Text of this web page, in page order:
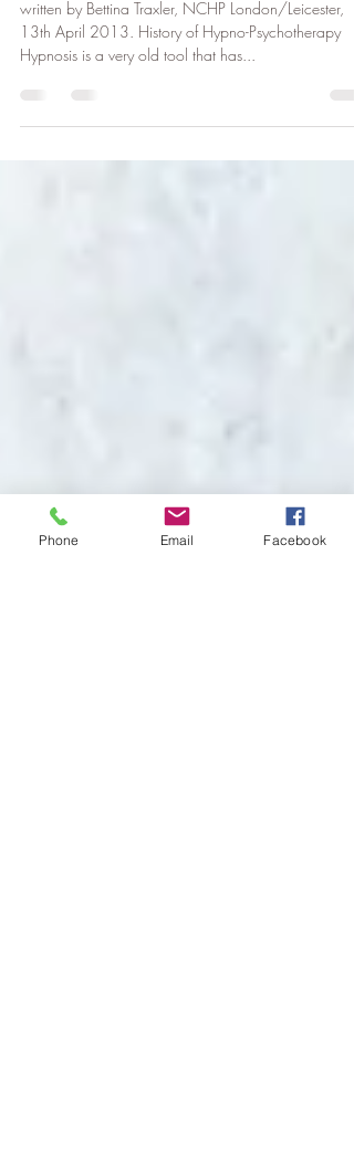
What is Hypno-Psychotherapy?
How did it develop?
13th April 2013. History of Hypno-Psychotherapy
Phone Email Facebook